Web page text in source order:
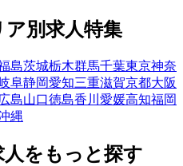
ア別求人特集
島茨城栃木群馬千葉東京神奈
阜静岡愛知三重滋賀京都大阪
広島山口徳島香川 愛媛高知福岡
縄
人をもっと探す